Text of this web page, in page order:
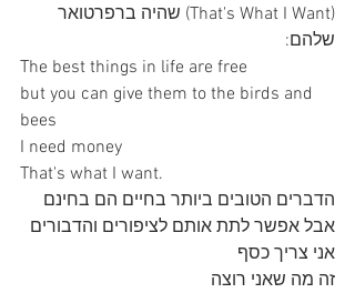
(That's What I Want) שהיה ברפרטואר
שלהם:
The best things in life are free
but you can give them to the birds and
bees
I need money
That's what I want.
הדברים הטובים ביותר בחיים הם בחינם
אבל אפשר לתת אותם לציפורים והדבורים
אני צריך כסף
זה מה שאני רוצה